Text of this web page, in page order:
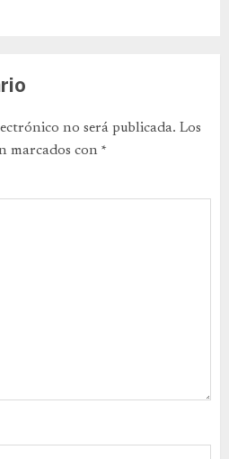
no será publicada. Los
marcados con *